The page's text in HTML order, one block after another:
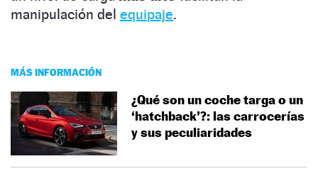
manipulación del equipaje.
MÁS INFORMACIÓN
¿Qué son un coche targa o un
‘hatchback’?: las carrocerías
y sus peculiaridades